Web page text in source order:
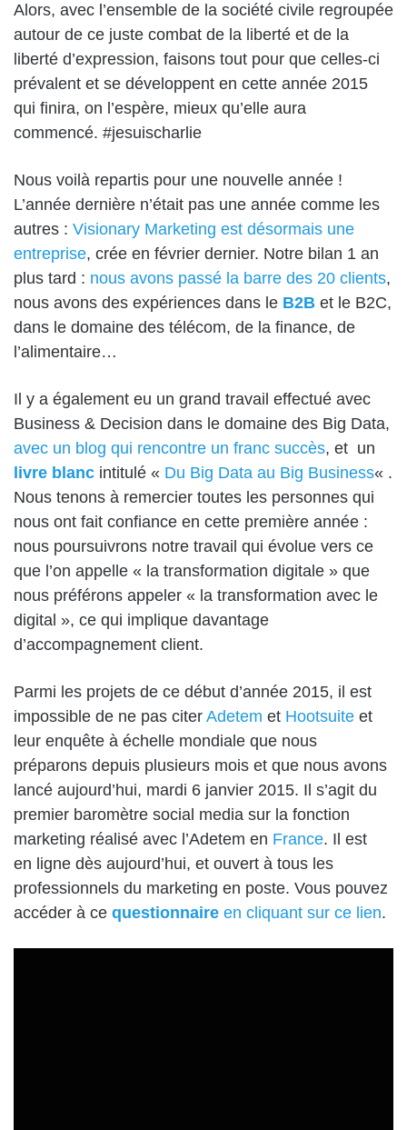
Alors, avec l’ensemble de la société civile regroupée
autour de ce juste combat de la liberté et de la
liberté d’expression, faisons tout pour que celles-ci
prévalent et se développent en cette année 2015
qui finira, on l’espère, mieux qu’elle aura
commencé. #jesuischarlie
Nous voilà repartis pour une nouvelle année !
L’année dernière n’était pas une année comme les
autres : Visionary Marketing est désormais une
entreprise, crée en février dernier. Notre bilan 1 an
plus tard : nous avons passé la barre des 20 clients,
nous avons des expériences dans le B2B et le B2C,
dans le domaine des télécom, de la finance, de
l’alimentaire…
Il y a également eu un grand travail effectué avec
Business & Decision dans le domaine des Big Data,
avec un blog qui rencontre un franc succès, et un
livre blanc intitulé « Du Big Data au Big Business« .
Nous tenons à remercier toutes les personnes qui
nous ont fait confiance en cette première année :
nous poursuivrons notre travail qui évolue vers ce
que l’on appelle « la transformation digitale » que
nous préférons appeler « la transformation avec le
digital », ce qui implique davantage
d’accompagnement client.
Parmi les projets de ce début d’année 2015, il est
impossible de ne pas citer Adetem et Hootsuite et
leur enquête à échelle mondiale que nous
préparons depuis plusieurs mois et que nous avons
lancé aujourd’hui, mardi 6 janvier 2015. Il s’agit du
premier baromètre social media sur la fonction
marketing réalisé avec l’Adetem en France. Il est
en ligne dès aujourd’hui, et ouvert à tous les
professionnels du marketing en poste. Vous pouvez
accéder à ce questionnaire en cliquant sur ce lien.